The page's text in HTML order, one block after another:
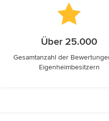
Über 25.000
Gesamtanzahl der
Eigenheimbesitzern